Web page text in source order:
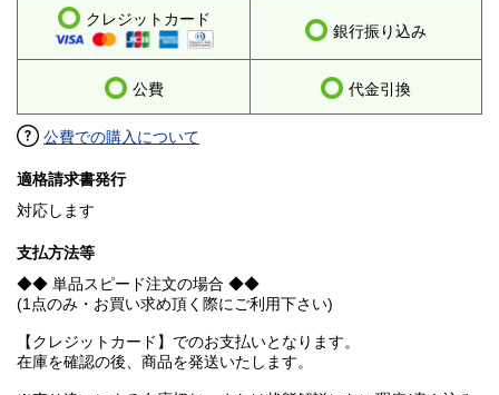
クレジットカード
銀行振り込み
公費 代金引換
公費での購入について
適格請求書発行
対応します
支払方法等
◆◆ 単品スピード注文の場合 ◆◆
(1点のみ・お買い求め頂く際にご利用下さい)
【クレジットカード】でのお支払いとなります。
在庫を確認の後、商品を発送いたします。